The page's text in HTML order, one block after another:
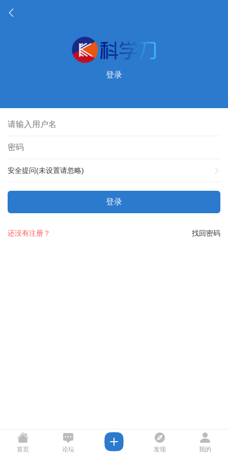
登录
安全提问(未设置请忽略)
登录
找回密码
还没有注册？
首页 论坛 发现 我的